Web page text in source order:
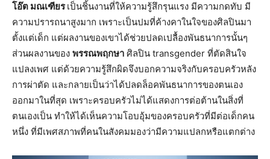
โอ๊ต มณเฑียรเป็นชิ้นงานที่ให้ความรู้สึกรุนแรง มีความกดทับ มี
ความปรารถนาสูงมาก เพราะเป็นปมที่ค้างคาในใจของศิลปินมา
ตั้งแต่เด็ก แต่ผลงานของเขาได้ช่วยปลดเปลื้องพันธนาการนั้นๆ
ส่วนผลงานของ พรรณพฤกษา ศิลปิน transgender ที่ตัดสินใจ
แปลงเพศ แต่ด้วยความรู้สึกผิดจึงบอกความจริงกับครอบครัวหลัง
การผ่าตัด และกลายเป็นว่าได้ปลดล็อคพันธนาการของตนเอง
ออกมาในที่สุด เพราะครอบครัวไม่ได้แสดงการต่อต้านในสิ่งที่
ตนเองเป็น ทำให้ได้เห็นความโอบอุ้มของครอบครัวที่มีต่อเด็กคน
หนึ่ง ที่มีเพศสภาพที่คนในสังคมมองว่ามีความแปลกหรือแตกต่าง